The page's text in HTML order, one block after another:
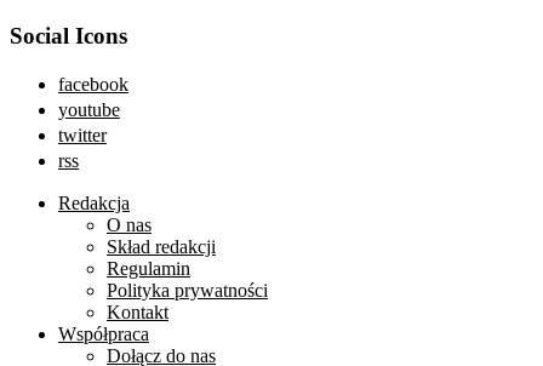
Social Icons
facebook
youtube
twitter
rss
Redakcja
O nas
Skład redakcji
Regulamin
Polityka prywatności
Kontakt
Współpraca
Dołącz do nas